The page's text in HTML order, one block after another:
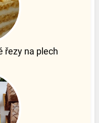
řezy na plech